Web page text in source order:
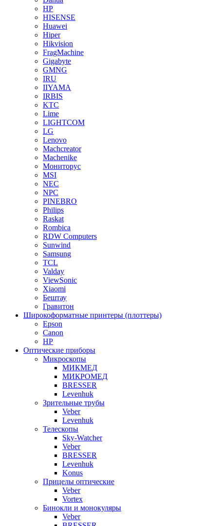
HP
HISENSE
Huawei
Hiper
Hikvision
FragMachine
Gigabyte
GMNG
IRU
IIYAMA
IRBIS
KTC
Lime
LIGHTCOM
LG
Lenovo
Machcreator
Machenike
Мониторус
MSI
NEC
NPC
PINEBRO
Philips
Raskat
Rombica
RDW Computers
Sunwind
Samsung
TCL
Valday
ViewSonic
Xiaomi
Бештау
Гравитон
Широкоформатные принтеры (плоттеры)
Epson
Canon
HP
Оптические приборы
Микроскопы
МИКМЕД
МИКРОМЕД
BRESSER
Levenhuk
Зрительные трубы
Veber
Levenhuk
Телескопы
Sky-Watcher
Veber
BRESSER
Levenhuk
Konus
Прицелы оптические
Veber
Vortex
Бинокли и монокуляры
Veber